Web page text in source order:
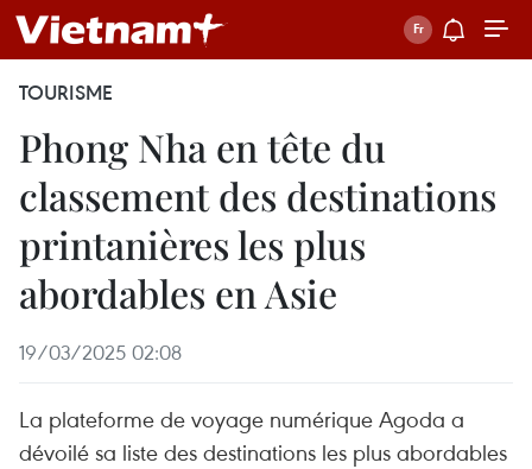
TOURISME
Phong Nha en tête du
classement des destinations
printanières les plus
abordables en Asie
19/03/2025 02:08
La plateforme de voyage numérique Agoda a
dévoilé sa liste des destinations les plus abordables